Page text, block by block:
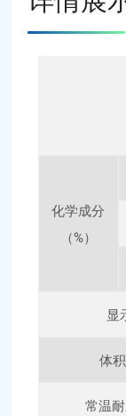
化学成分
（%）
显
体
常温